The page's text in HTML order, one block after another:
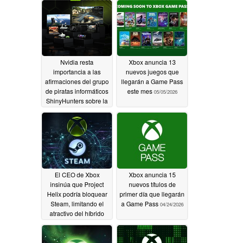
recortes07/16/2026
ahora se está
recuperando05/29/2026
Nvidia resta
importancia a las
afirmaciones del grupo
de piratas informáticos
ShinyHunters sobre la
base de datos" de
GeForce Now05/06/2026
Xbox anuncia 13
nuevos juegos que
llegarán a Game Pass
este mes 05/05/2026
El CEO de Xbox
insinúa que Project
Helix podría bloquear
Steam, limitando el
atractivo del híbrido
04/25/2026
Xbox anuncia 15
nuevos títulos de
primer día que llegarán
a Game Pass 04/24/2026